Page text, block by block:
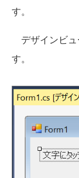
す。
デザインビュ
す。